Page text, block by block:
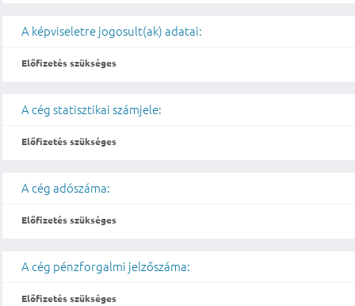
A képviseletre jogosult(ak) adatai:
Előfizetés szükséges
A cég statisztikai számjele:
Előfizetés szükséges
A cég adószáma:
Előfizetés szükséges
A cég pénzforgalmi jelzőszáma:
Előfizetés szükséges